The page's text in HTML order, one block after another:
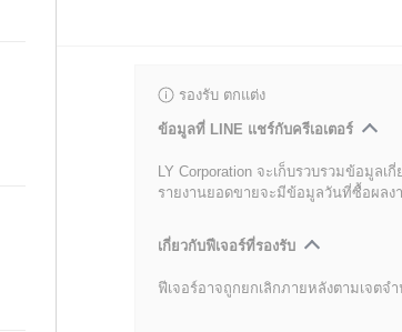
รองรับ ตกแต่ง
ข้อมูลที่ LINE แชร์กับครีเอเตอร์
LY Corporation จะเก็บรวบรวมข้อมูล
รายงานยอดขายจะมีข้อมูลวันที่ซื้อผล
เกี่ยวกับฟีเจอร์ที่รองรับ
ฟีเจอร์อาจถูกยกเลิกภายหลังตามเจตจ